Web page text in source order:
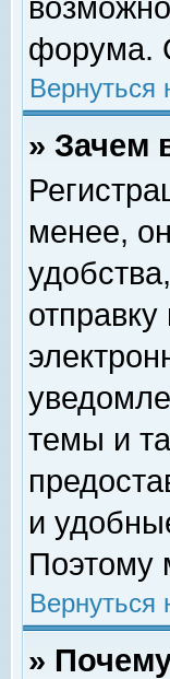
форума.
Вернуться
» Зачем
менее,
темы и
и
Поэтому
Вернуться
»